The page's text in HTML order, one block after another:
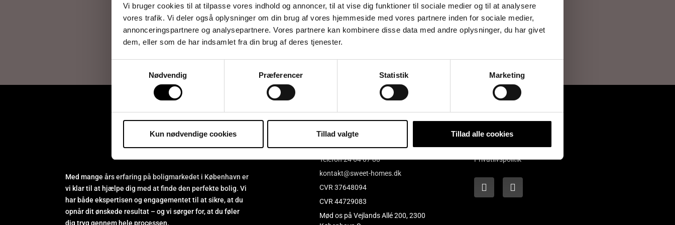
Vi bruger cookies til at tilpasse vores indhold og annoncer, til at vise dig funktioner til sociale medier og til at analysere
vores trafik. Vi deler også oplysninger om din brug af vores hjemmeside med vores partnere inden for sociale medier,
annonceringspartnere og analysepartnere. Vores partnere kan kombinere disse data med andre oplysninger, du har givet
dem, eller som de har indsamlet fra din brug af deres tjenester.
Nødvendig
Præferencer Statistik Marketing
Kun nødvendige cookies Tillad valgte Tillad alle cookies
TAK FOR DIN INTERESSE
Vi kontakter for en personlig fremvisning.
Med mange års erfaring på boligmarkedet i København er
vi klar til at hjælpe dig med at finde den perfekte bolig. Vi
har både ekspertisen og engagementet til at sikre, at du
opnår dit ønskede resultat – og vi sørger for, at du føler
dig tryg gennem hele processen.
Kontakt os
Telefon 24 64 07 88
kontakt@sweet-homes.dk
CVR 37648094
CVR 44729083
Mød os på Vejlands Allé 200, 2300
Læs mere
Privatlivspolitik